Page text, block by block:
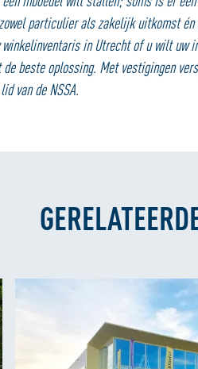
particulier als zakelijk uitkomst
in Utrecht of u wilt uw
beste oplossing. Met vestigingen
van de NSSA.